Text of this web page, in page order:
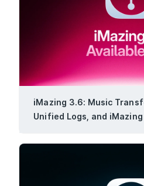
iMazing 3.6: Music
Unified Logs, and